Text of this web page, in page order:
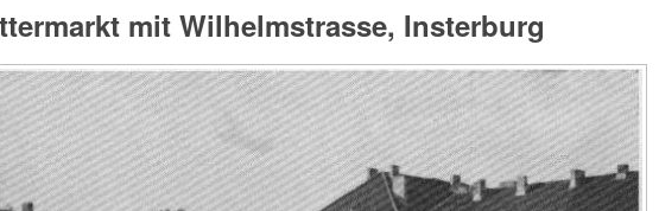
mit Wilhelmstrasse, Insterburg